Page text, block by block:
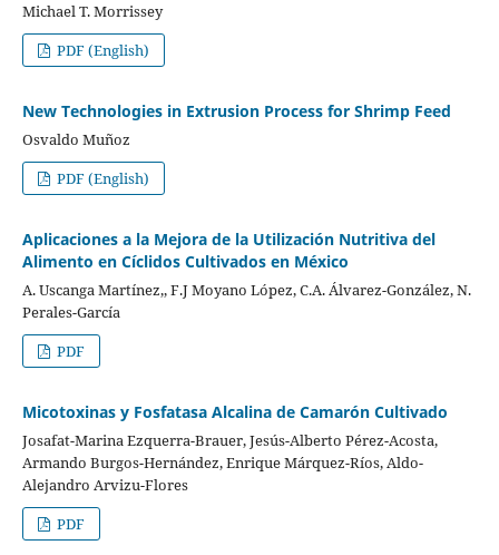
Michael T. Morrissey
PDF (English)
New Technologies in Extrusion Process for Shrimp Feed
Osvaldo Muñoz
PDF (English)
Aplicaciones a la Mejora de la Utilización Nutritiva del
Alimento en Cíclidos Cultivados en México
A. Uscanga Martínez,, F.J Moyano López, C.A. Álvarez-González, N.
Perales-García
PDF
Micotoxinas y Fosfatasa Alcalina de Camarón Cultivado
Josafat-Marina Ezquerra-Brauer, Jesús-Alberto Pérez-Acosta,
Armando Burgos-Hernández, Enrique Márquez-Ríos, Aldo-
Alejandro Arvizu-Flores
PDF